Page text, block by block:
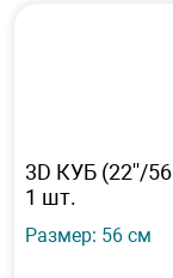
3D КУБ (22''/
1 шт.
Размер: 56 см